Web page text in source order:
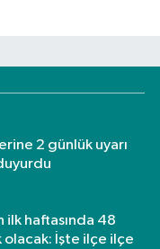
2 günlük uyarı
ilk haftasında 48
olacak: İşte ilçe ilçe